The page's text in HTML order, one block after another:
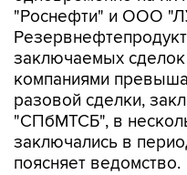
"Роснефти" и ООО
заключаемых
компаниями
разовой сделки,
"СПбМТСБ", в
заключались в
поясняет ведомство.